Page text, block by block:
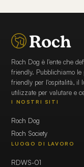
Roch Dog è l'ente che
friendly. Pubblichiamo le
friendly per l'ospitalità, il
utilizzate per valutare e
I NOSTRI SITI
Roch Dog
Roch Society
LUOGO DI LAVORO
RDWS-01